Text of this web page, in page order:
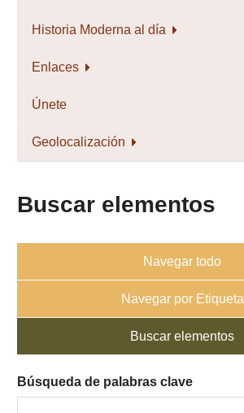
Historia Moderna al día
Enlaces
Únete
Geolocalización
Buscar elementos
Navegar todo
Navegar por Etiqueta
Buscar elementos
Búsqueda de palabras clave